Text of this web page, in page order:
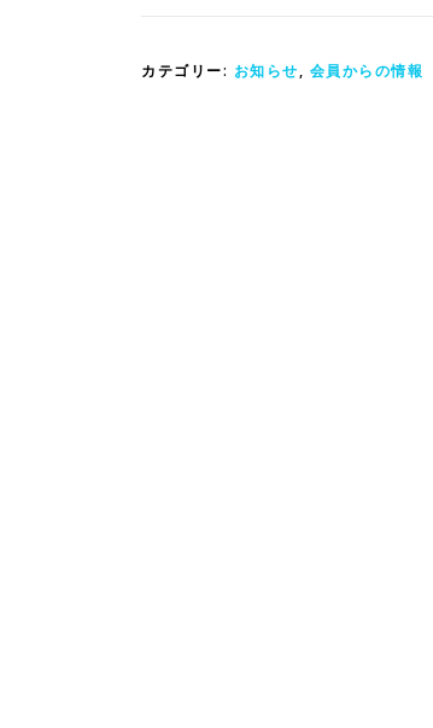
カテゴリー: お知らせ, 会員からの情報